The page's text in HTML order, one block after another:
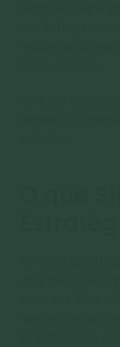
sempre
marketing
mudanças do
Para ser eficaz,
específica,
O que
Ter uma
uma plano
empresa. Este
forma
as estratégias